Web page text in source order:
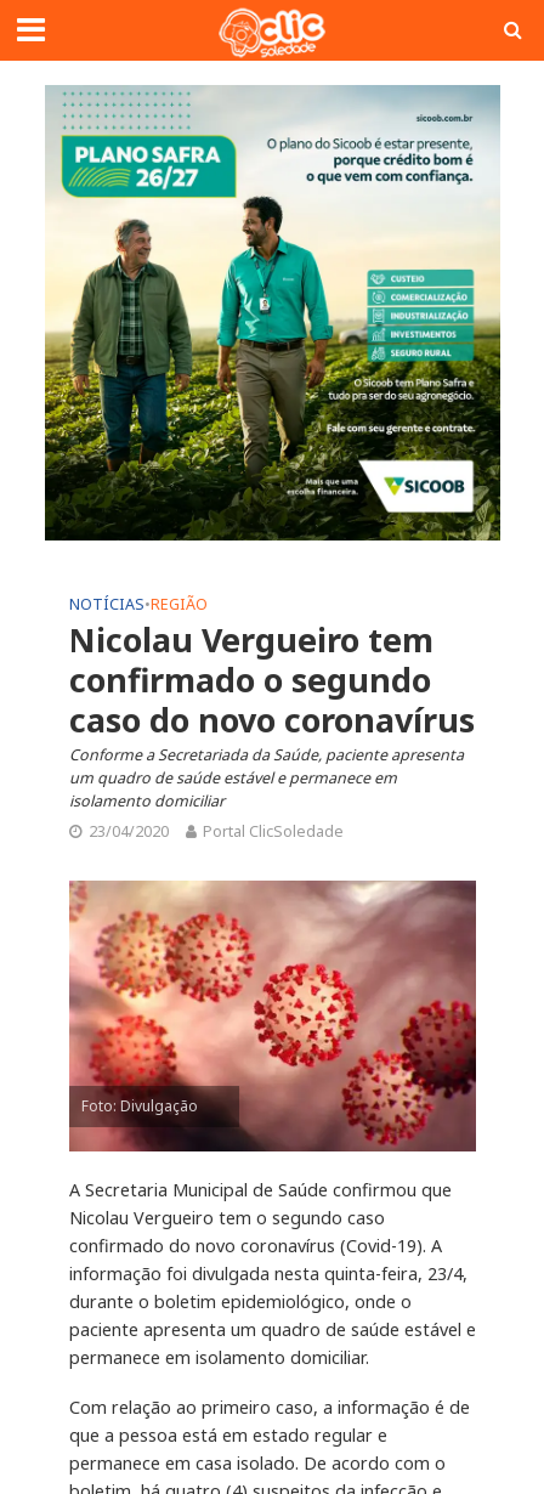
NOTÍCIAS•REGIÃO
Nicolau Vergueiro tem
confirmado o segundo
caso do novo coronavírus
Conforme a Secretariada da Saúde, paciente apresenta
um quadro de saúde estável e permanece em
isolamento domiciliar
23/04/2020
Portal ClicSoledade
Foto: Divulgação
A Secretaria Municipal de Saúde confirmou que
Nicolau Vergueiro tem o segundo caso
confirmado do novo coronavírus (Covid-19). A
informação foi divulgada nesta quinta-feira, 23/4,
durante o boletim epidemiológico, onde o
paciente apresenta um quadro de saúde estável e
permanece em isolamento domiciliar.
Com relação ao primeiro caso, a informação é de
que a pessoa está em estado regular e
permanece em casa isolado. De acordo com o